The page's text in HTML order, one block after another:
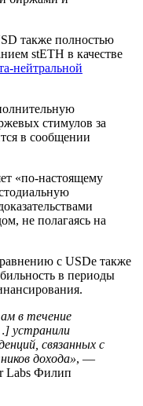
также полностью
stETH в качестве
нейтральной
стимулов за
в сообщении
«по-настоящему
не полагаясь на
с USDe также
в периоды
в течение
устранили
связанных с
дохода», —
Labs Филип